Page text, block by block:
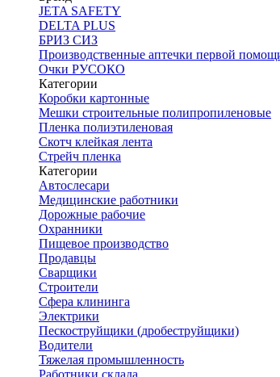
JETA SAFETY
DELTA PLUS
БРИЗ СИЗ
Производственные аптечки первой
Очки РУСОКО
Категории
Коробки картонные
Мешки строительные полипропиленовые
Пленка полиэтиленовая
Скотч клейкая лента
Стрейч пленка
Категории
Автослесари
Медицинские работники
Дорожные рабочие
Охранники
Пищевое производство
Продавцы
Сварщики
Строители
Сфера клининга
Электрики
Пескоструйщики (дробеструйщики)
Водители
Тяжелая промышленность
Работники склада